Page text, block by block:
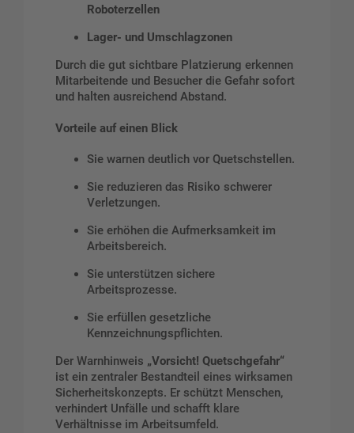
Roboterzellen
Lager- und Umschlagzonen
Durch die gut sichtbare Platzierung erkennen
Mitarbeitende und Besucher die Gefahr sofort
und halten ausreichend Abstand.
Vorteile auf einen Blick
Sie warnen deutlich vor Quetschstellen.
Sie reduzieren das Risiko schwerer
Verletzungen.
Sie erhöhen die Aufmerksamkeit im
Arbeitsbereich.
Sie unterstützen sichere
Arbeitsprozesse.
Sie erfüllen gesetzliche
Kennzeichnungspflichten.
Der Warnhinweis „Vorsicht! Quetschgefahr“
ist ein zentraler Bestandteil eines wirksamen
Sicherheitskonzepts. Er schützt Menschen,
verhindert Unfälle und schafft klare
Verhältnisse im Arbeitsumfeld.